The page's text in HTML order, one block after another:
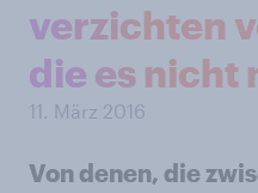
verzichten
die es nicht
11. März 2016
Von denen, die